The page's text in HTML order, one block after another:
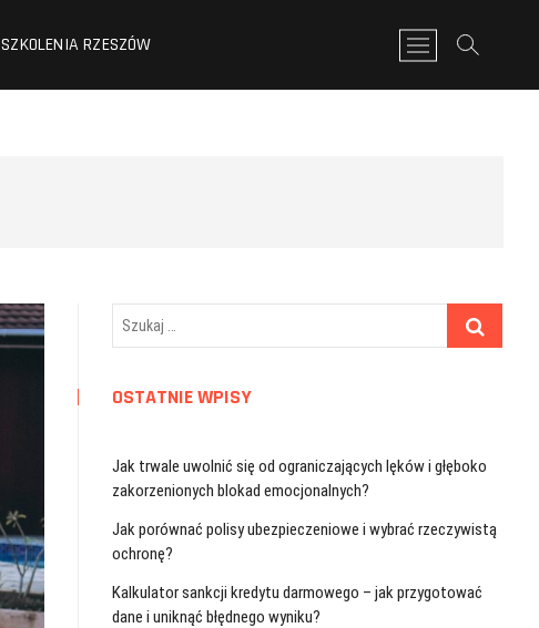
SZKOLENIA RZESZÓW
P
r
z
u
Szukaj
OSTATNIE WPISY
Jak trwale uwolnić się od ograniczających lęków i głęboko
zakorzenionych blokad emocjonalnych?
Jak porównać polisy ubezpieczeniowe i wybrać rzeczywistą
ochronę?
Kalkulator sankcji kredytu darmowego – jak przygotować
dane i uniknąć błędnego wyniku?